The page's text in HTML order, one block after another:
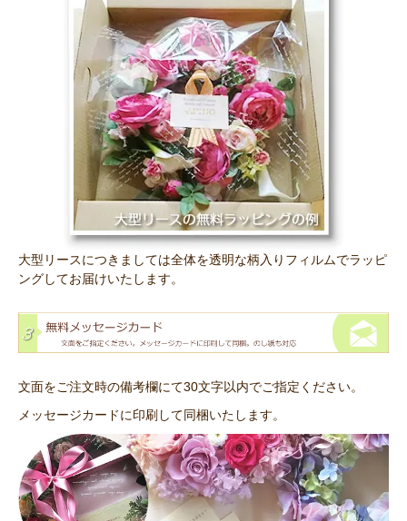
大型リースにつきましては全体を透明な柄入りフィルムでラッピ
ングしてお届けいたします。
文面をご注文時の備考欄にて30文字以内でご指定ください。
メッセージカードに印刷して同梱いたします。